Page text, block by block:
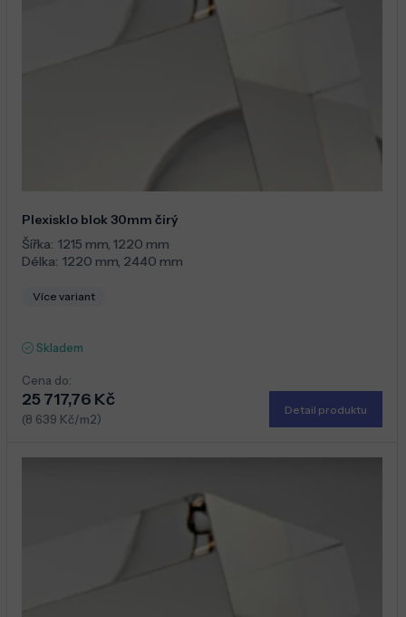
Plexisklo blok 30mm čirý
Šířka: 1215 mm, 1220 mm
Délka: 1220 mm, 2440 mm
Více variant
Skladem
Cena do:
25 717,76 Kč
(8 639 Kč/m2)
Detail produktu